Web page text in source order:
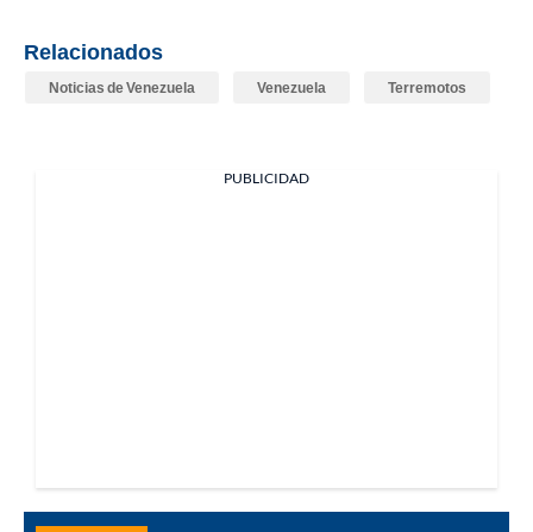
Relacionados
Noticias de Venezuela Venezuela Terremotos
PUBLICIDAD